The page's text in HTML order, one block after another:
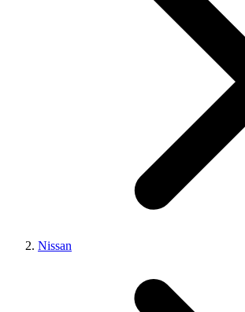
Nissan